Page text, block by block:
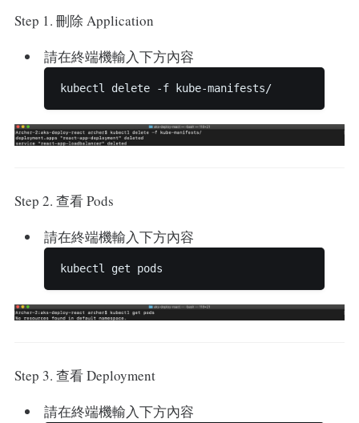
Step 1. 刪除 Application
請在終端機輸入下方內容
Step 2. 查看 Pods
請在終端機輸入下方內容
Step 3. 查看 Deployment
請在終端機輸入下方內容